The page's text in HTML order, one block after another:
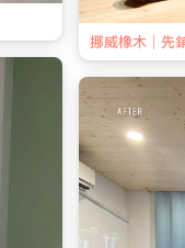
挪威橡木｜先